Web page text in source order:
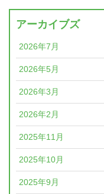
アーカイブズ
2026年7月
2026年5月
2026年3月
2026年2月
2025年11月
2025年10月
2025年9月